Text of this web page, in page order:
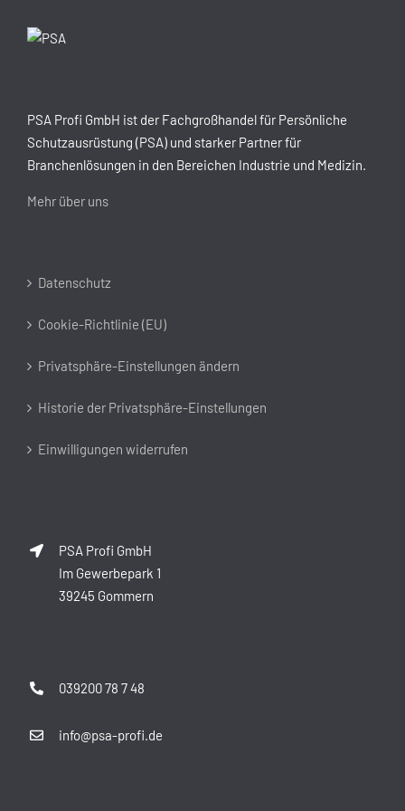
PSA Profi GmbH ist der Fachgroßhandel für Persönliche
Schutzausrüstung (PSA) und starker Partner für
Branchenlösungen in den Bereichen Industrie und Medizin.
Mehr über uns
Datenschutz
Cookie-Richtlinie (EU)
Privatsphäre-Einstellungen ändern
Historie der Privatsphäre-Einstellungen
Einwilligungen widerrufen
PSA Profi GmbH
Im Gewerbepark 1
39245 Gommern
039200 78 7 48
info@psa-profi.de